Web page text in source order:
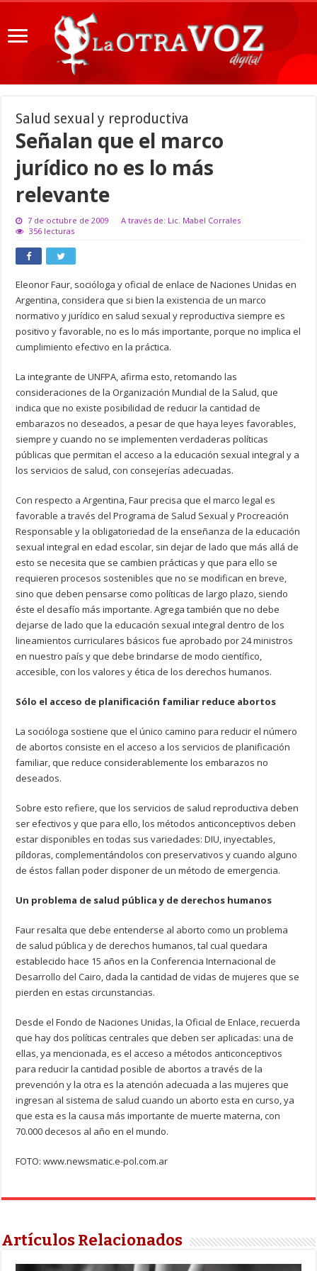
Salud sexual y reproductiva
Señalan que el marco
jurídico no es lo más
relevante
7 de octubre de 2009
A través de: Lic. Mabel Corrales
356 lecturas
Eleonor Faur, socióloga y oficial de enlace de Naciones Unidas en
Argentina, considera que si bien la existencia de un marco
normativo y jurídico en salud sexual y reproductiva siempre es
positivo y favorable, no es lo más importante, porque no implica el
cumplimiento efectivo en la práctica.
La integrante de UNFPA, afirma esto, retomando las
consideraciones de la Organización Mundial de la Salud, que
indica que no existe posibilidad de reducir la cantidad de
embarazos no deseados, a pesar de que haya leyes favorables,
siempre y cuando no se implementen verdaderas políticas
públicas que permitan el acceso a la educación sexual integral y a
los servicios de salud, con consejerías adecuadas.
Con respecto a Argentina, Faur precisa que el marco legal es
favorable a través del Programa de Salud Sexual y Procreación
Responsable y la obligatoriedad de la enseñanza de la educación
sexual integral en edad escolar, sin dejar de lado que más allá de
esto se necesita que se cambien prácticas y que para ello se
requieren procesos sostenibles que no se modifican en breve,
sino que deben pensarse como políticas de largo plazo, siendo
éste el desafío más importante. Agrega también que no debe
dejarse de lado que la educación sexual integral dentro de los
lineamientos curriculares básicos fue aprobado por 24 ministros
en nuestro país y que debe brindarse de modo científico,
accesible, con los valores y ética de los derechos humanos.
Sólo el acceso de planificación familiar reduce abortos
La socióloga sostiene que el único camino para reducir el número
de abortos consiste en el acceso a los servicios de planificación
familiar, que reduce considerablemente los embarazos no
deseados.
Sobre esto refiere, que los servicios de salud reproductiva deben
ser efectivos y que para ello, los métodos anticonceptivos deben
estar disponibles en todas sus variedades: DIU, inyectables,
píldoras, complementándolos con preservativos y cuando alguno
de éstos fallan poder disponer de un método de emergencia.
Un problema de salud pública y de derechos humanos
Faur resalta que debe entenderse al aborto como un problema
de salud pública y de derechos humanos, tal cual quedara
establecido hace 15 años en la Conferencia Internacional de
Desarrollo del Cairo, dada la cantidad de vidas de mujeres que se
pierden en estas circunstancias.
Desde el Fondo de Naciones Unidas, la Oficial de Enlace, recuerda
que hay dos políticas centrales que deben ser aplicadas: una de
ellas, ya mencionada, es el acceso a métodos anticonceptivos
para reducir la cantidad posible de abortos a través de la
prevención y la otra es la atención adecuada a las mujeres que
ingresan al sistema de salud cuando un aborto esta en curso, ya
que esta es la causa más importante de muerte materna, con
70.000 decesos al año en el mundo.
FOTO: www.newsmatic.e-pol.com.ar
Artículos Relacionados